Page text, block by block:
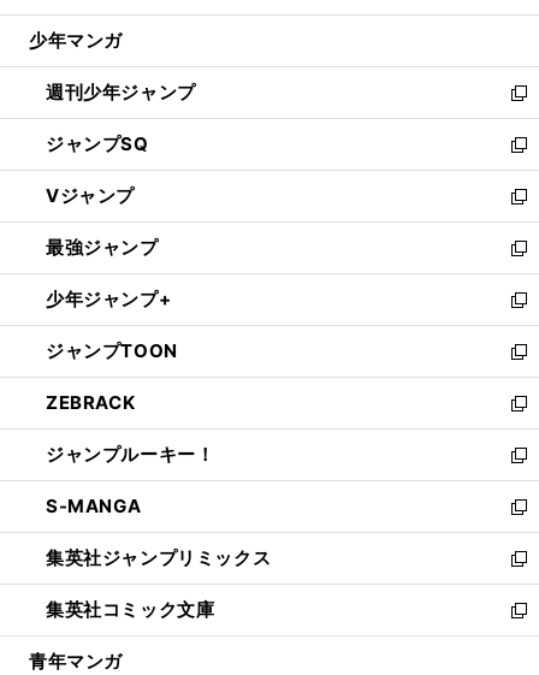
ウ
開
く
少年マンガ
週刊少年ジャンプ
新
し
い
ウ
ィ
ン
ド
ウ
で
開
く
ジャンプSQ
新
し
い
ウ
ィ
ン
ド
ウ
で
開
く
Vジャンプ
新
し
い
ウ
ィ
ン
ド
ウ
で
開
く
最強ジャンプ
新
し
い
ウ
ィ
ン
ド
ウ
で
開
く
少年ジャンプ+
新
し
い
ウ
ィ
ン
ド
ウ
で
開
く
ジャンプTOON
新
し
い
ウ
ィ
ン
ド
ウ
で
開
く
ZEBRACK
新
し
い
ウ
ィ
ン
ド
ウ
で
開
ジャンプルーキー！
新
し
い
ウ
ィ
ン
ド
ウ
S-MANGA
新
し
い
ウ
ィ
ン
集英社ジャンプリミックス
新
し
い
ウ
集英社コミック文庫
新
し
青年マンガ